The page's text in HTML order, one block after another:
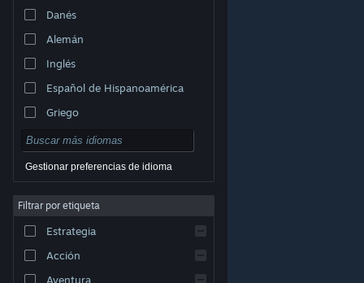
© Valve Corporation. Todos los derechos reservados.
respectivos dueños en EE. UU. y otros países.
Acuerdo de Suscriptor a Steam
Cookies
Danés
Alemán
Inglés
Español de Hispanoamérica
Griego
Gestionar preferencias de idioma
Filtrar por etiqueta
Estrategia
Acción
Aventura